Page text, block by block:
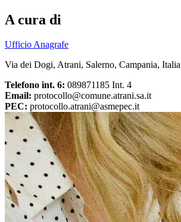
A cura di
Ufficio Anagrafe
Via dei Dogi, Atrani, Salerno, Campania, Italia
Telefono int. 6: 089871185 Int. 4
Email: protocollo@comune.atrani.sa.it
PEC: protocollo.atrani@asmepec.it